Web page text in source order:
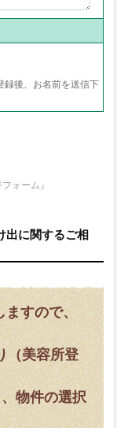
録後、お名前を送信下
ォーム』
出に関するご相
ますので、
（美容所登
物件の選択